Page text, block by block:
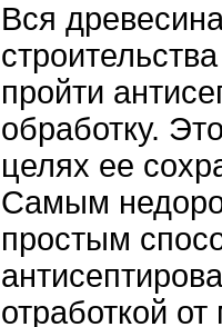
Вся
пройти
обработку.
целях ее
Самым
простым
отработкой